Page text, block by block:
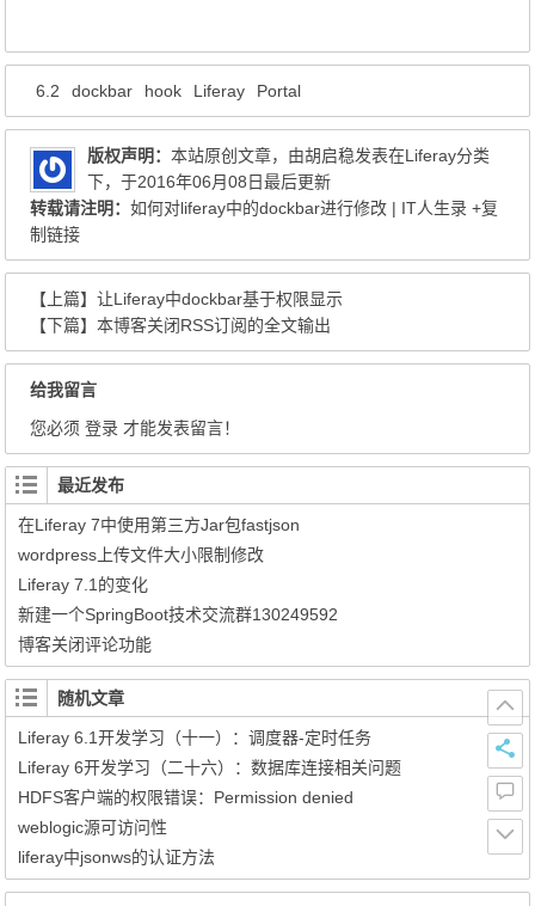
6.2 dockbar hook Liferay Portal
版权声明：本站原创文章，由胡启稳发表在Liferay分类
下，于2016年06月08日最后更新
转载请注明：如何对liferay中的dockbar进行修改 | IT人生录 +复
制链接
【上篇】让Liferay中dockbar基于权限显示
【下篇】本博客关闭RSS订阅的全文输出
给我留言
您必须 登录 才能发表留言！
最近发布
在Liferay 7中使用第三方Jar包fastjson
wordpress上传文件大小限制修改
Liferay 7.1的变化
新建一个SpringBoot技术交流群130249592
博客关闭评论功能
随机文章
Liferay 6.1开发学习（十一）：调度器-定时任务
Liferay 6开发学习（二十六）：数据库连接相关问题
HDFS客户端的权限错误：Permission denied
weblogic源可访问性
liferay中jsonws的认证方法